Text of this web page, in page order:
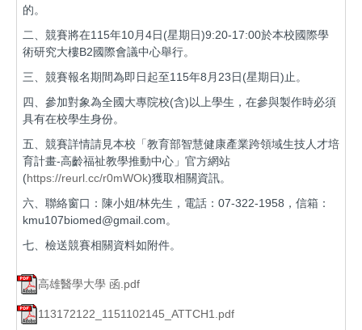
的。
二、競賽將在115年10月4日(星期日)9:20-17:00於本校國際學
術研究大樓B2國際會議中心舉行。
三、競賽報名期間為即日起至115年8月23日(星期日)止。
四、參加對象為全國大專院校(含)以上學生，在參與製作時必須
具有在校學生身份。
五、競賽詳情請見本校「教育部智慧健康產業跨領域生技人才培
育計畫-高齡福祉教學推動中心」官方網站
(https://reurl.cc/r0mWOk)獲取相關資訊。
六、聯絡窗口：陳小姐/林先生，電話：07-322-1958，信箱：
kmu107biomed@gmail.com。
七、檢送競賽相關資料如附件。
高雄醫學大學 函.pdf
113172122_1151102145_ATTCH1.pdf